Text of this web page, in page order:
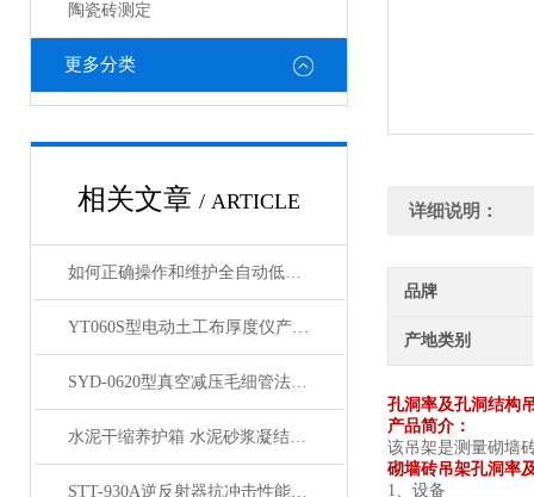
陶瓷砖测定
更多分类
相关文章 / ARTICLE
如何正确操作和维护全自动低温冻融试验箱？
YT060S型电动土工布厚度仪产品展示
SYD-0620型真空减压毛细管法沥青动力粘度试验仪展示
水泥干缩养护箱 水泥砂浆凝结时间定型性试验
STT-930A逆反射器抗冲击性能测定仪产品展示
详细说明：
品牌
产地类别
孔洞率及孔洞结构
产品简介：
该吊架是测量砌墙
砌墙砖吊架孔洞率
1、设备